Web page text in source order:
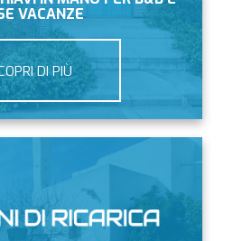
VACANZE
DI PIÙ